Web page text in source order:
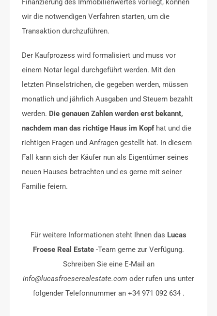
Finanzierung des Immobilienwertes vorliegt, können
wir die notwendigen Verfahren starten, um die
Transaktion durchzuführen.
Der Kaufprozess wird formalisiert und muss vor
einem Notar legal durchgeführt werden. Mit den
letzten Pinselstrichen, die gegeben werden, müssen
monatlich und jährlich Ausgaben und Steuern bezahlt
werden. Die genauen Zahlen werden erst bekannt,
nachdem man das richtige Haus im Kopf hat und die
richtigen Fragen und Anfragen gestellt hat. In diesem
Fall kann sich der Käufer nun als Eigentümer seines
neuen Hauses betrachten und es gerne mit seiner
Familie feiern.
Für weitere Informationen steht Ihnen das Lucas
Froese Real Estate -Team gerne zur Verfügung.
Schreiben Sie eine E-Mail an
info@lucasfroeserealestate.com oder rufen uns unter
folgender Telefonnummer an +34 971 092 634 .